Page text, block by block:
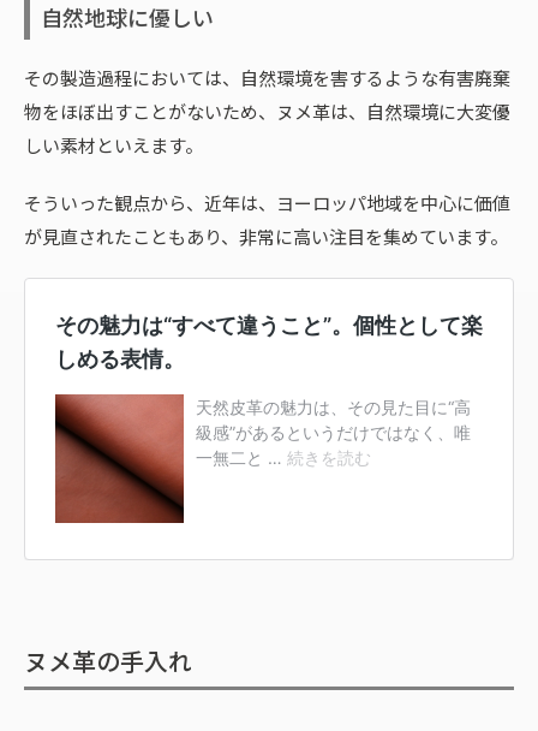
自然地球に優しい
その製造過程においては、自然環境を害するような有害廃棄
物をほぼ出すことがないため、ヌメ革は、自然環境に大変優
しい素材といえます。
そういった観点から、近年は、ヨーロッパ地域を中心に価値
が見直されたこともあり、非常に高い注目を集めています。
ヌメ革の手入れ